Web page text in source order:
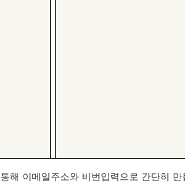
해 이메일주소와 비번입력으로 간단히